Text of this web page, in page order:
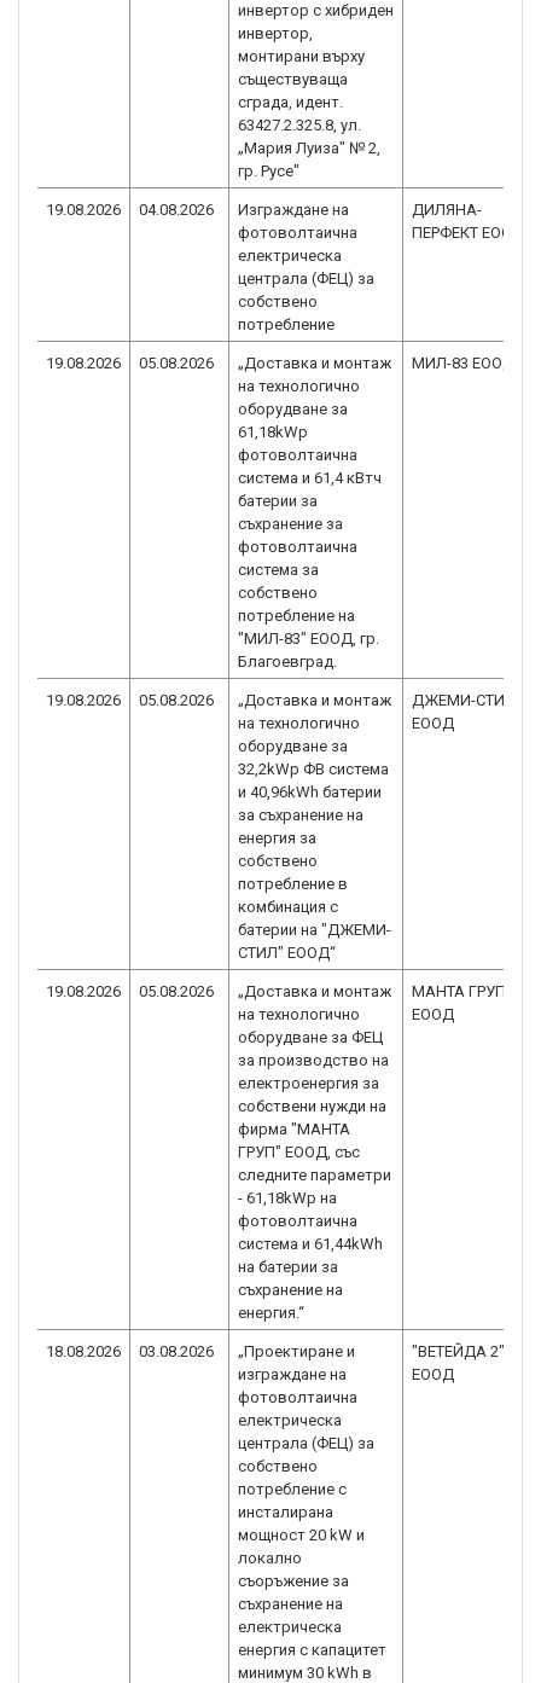
инвертор с хибриден
инвертор,
монтирани върху
съществуваща
сграда, идент.
63427.2.325.8, ул.
„Мария Луиза" № 2,
гр. Русе"
19.08.2026 04.08.2026
Изграждане на
фотоволтаична
електрическа
централа (ФЕЦ) за
собствено
потребление
ДИЛЯНА-
ПЕРФЕКТ ЕООД
19.08.2026 05.08.2026
„Доставка и монтаж
на технологично
оборудване за
61,18kWp
фотоволтаичнa
системa и 61,4 кВтч
батерии за
съхранение за
фотоволтаична
система за
собствено
потребление на
"МИЛ-83" ЕООД, гр.
Благоевград.
МИЛ-83 ЕООД
19.08.2026 05.08.2026
„Доставка и монтаж
на технологично
оборудване за
32,2kWp ФВ система
и 40,96kWh батерии
за съхранение на
енергия за
собствено
потребление в
комбинация с
батерии на "ДЖЕМИ-
СТИЛ" ЕООД“
ДЖЕМИ-СТИЛ
ЕООД
19.08.2026 05.08.2026
„Доставка и монтаж
на технологично
оборудване за ФЕЦ
за производство на
електроенергия за
собствени нужди на
фирма "МАНТА
ГРУП" ЕООД, със
следните параметри
- 61,18kWp на
фотоволтаична
система и 61,44kWh
на батерии за
съхранение на
енергия.“
МАНТА ГРУП
ЕООД
18.08.2026 03.08.2026
„Проектиране и
изграждане на
фотоволтаична
електрическа
централа (ФЕЦ) за
собствено
потребление с
инсталирана
мощност 20 kW и
локално
съоръжение за
съхранение на
електрическа
енергия с капацитет
минимум 30 kWh в
"ВЕТЕЙДА 2"
ЕООД